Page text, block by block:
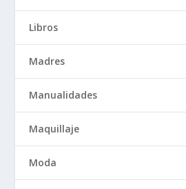
Libros
Madres
Manualidades
Maquillaje
Moda